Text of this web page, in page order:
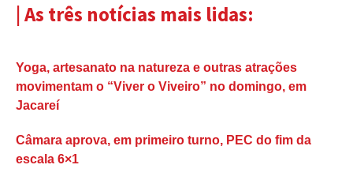
| As três notícias mais lidas:
Yoga, artesanato na natureza e outras atrações
movimentam o “Viver o Viveiro” no domingo, em
Jacareí
Câmara aprova, em primeiro turno, PEC do fim da
escala 6×1